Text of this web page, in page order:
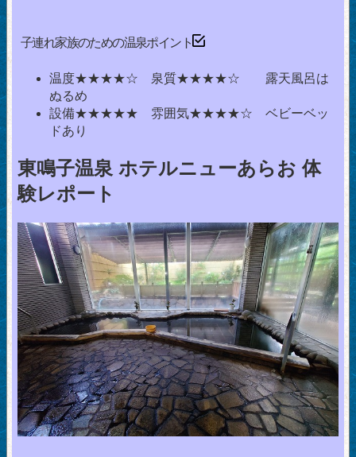
子連れ家族のための温泉ポイント
温度★★★★☆ 泉質★★★★☆ 露天風呂は
ぬるめ
設備★★★★★ 雰囲気★★★★☆ ベビーベッ
ドあり
東鳴子温泉 ホテルニューあらお 体
験レポート